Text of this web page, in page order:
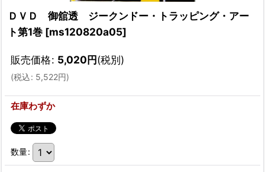
ＤＶＤ 御舘透 ジークンドー・トラッピング・アー
ト第1巻 [ms120820a05]
販売価格: 5,020円(税別)
(税込: 5,522円)
在庫わずか
数量: